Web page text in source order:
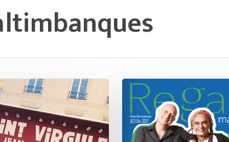
Mike
dans
Regard